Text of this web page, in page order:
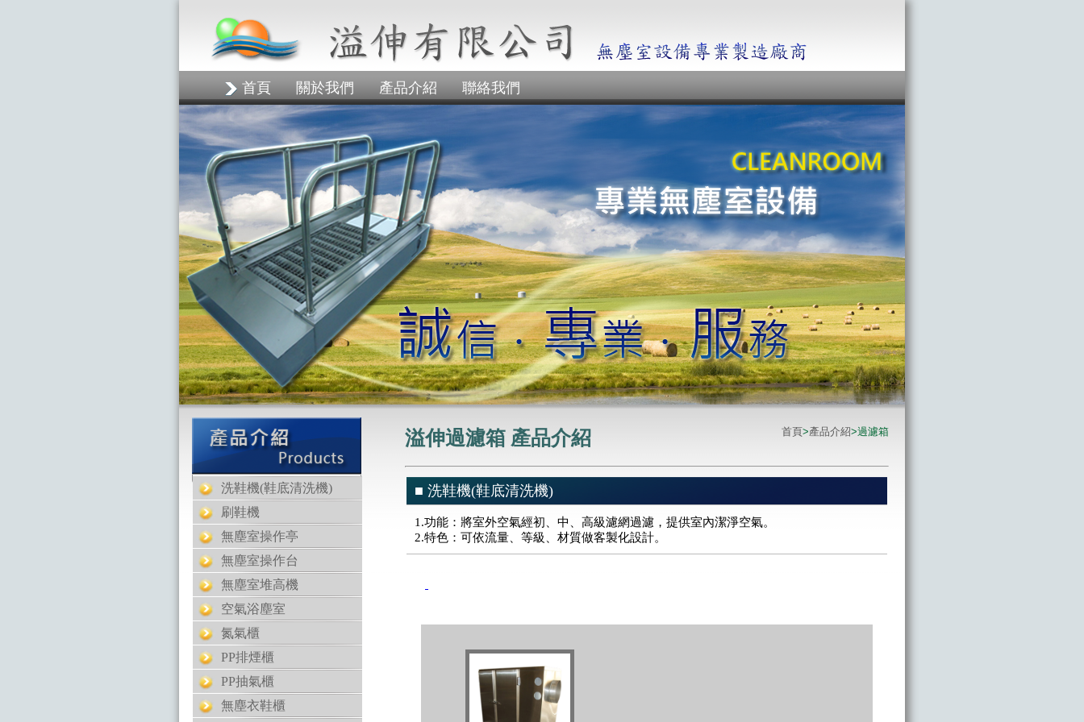
首頁 關於我們 產品介紹 聯絡我們
洗鞋機(鞋底清洗機)
刷鞋機
無塵室操作亭
無塵室操作台
無塵室堆高機
空氣浴塵室
氮氣櫃
PP排煙櫃
PP抽氣櫃
無塵衣鞋櫃
首頁>產品介紹>過濾箱
溢伸過濾箱 產品介紹
■ 洗鞋機(鞋底清洗機)
1.功能：將室外空氣經初、中、高級濾網過濾，提供室內潔淨空氣。
2.特色：可依流量、等級、材質做客製化設計。